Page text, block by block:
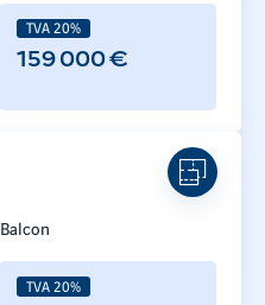
TVA 20%
159 000 €
Balcon
TVA 20%